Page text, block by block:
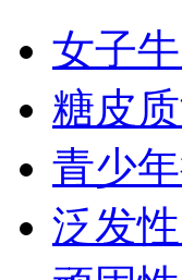
女子
糖皮
青少
泛发